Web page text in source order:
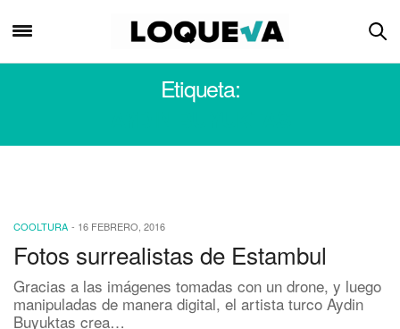
Etiqueta:
COOLTURA - 16 FEBRERO, 2016
Fotos surrealistas de Estambul
Gracias a las imágenes tomadas con un drone, y luego
manipuladas de manera digital, el artista turco Aydin
Buyuktas crea…